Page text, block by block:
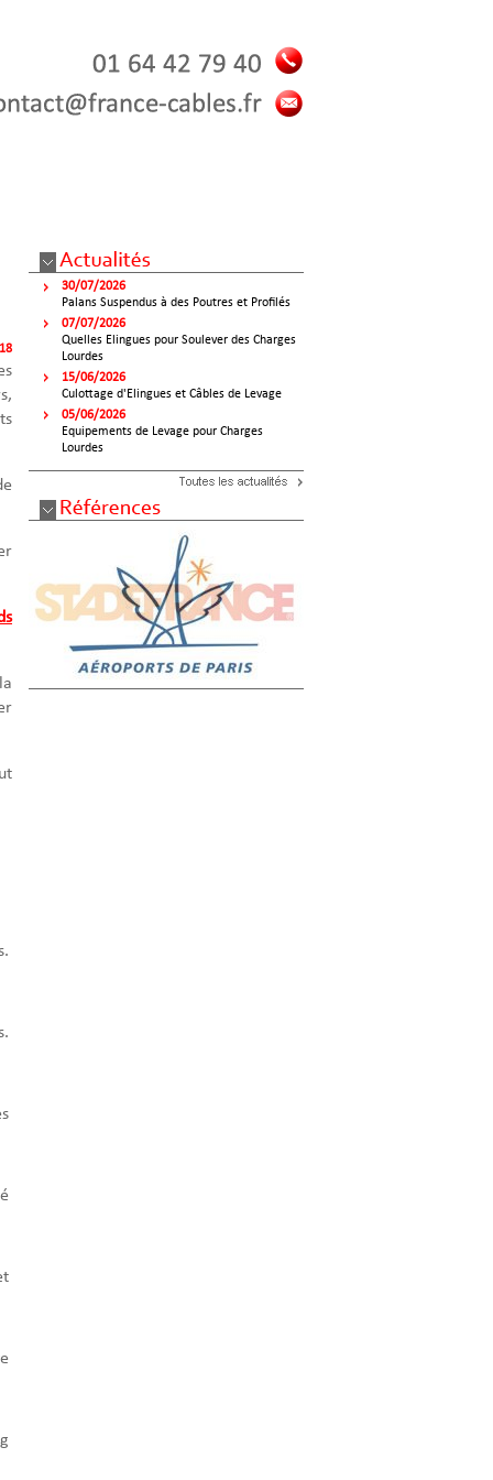
30/07/2026
Palans Suspendus à des Poutres et Profilés
07/07/2026
Quelles Elingues pour Soulever des Charges
Lourdes
15/06/2026
Culottage d'Elingues et Câbles de Levage
05/06/2026
Equipements de Levage pour Charges
Lourdes